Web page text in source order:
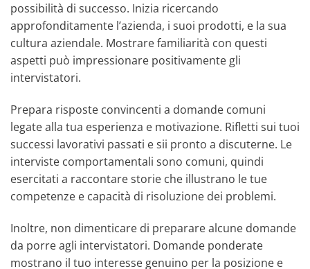
possibilità di successo. Inizia ricercando
approfonditamente l’azienda, i suoi prodotti, e la sua
cultura aziendale. Mostrare familiarità con questi
aspetti può impressionare positivamente gli
intervistatori.
Prepara risposte convincenti a domande comuni
legate alla tua esperienza e motivazione. Rifletti sui tuoi
successi lavorativi passati e sii pronto a discuterne. Le
interviste comportamentali sono comuni, quindi
esercitati a raccontare storie che illustrano le tue
competenze e capacità di risoluzione dei problemi.
Inoltre, non dimenticare di preparare alcune domande
da porre agli intervistatori. Domande ponderate
mostrano il tuo interesse genuino per la posizione e